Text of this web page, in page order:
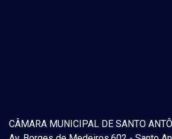
CÂMARA MUNICIPAL DE SANTO